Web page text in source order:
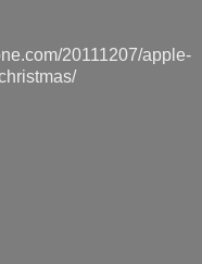
20111207/apple-